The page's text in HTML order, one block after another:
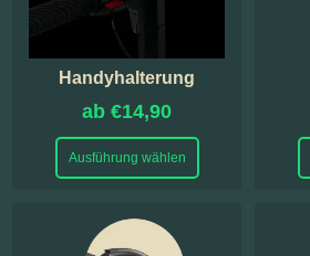
Handyhalterung
ab €14,90
Ausführung wählen